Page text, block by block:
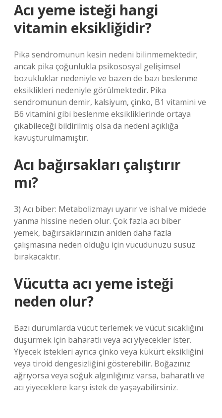
Acı yeme isteği hangi
vitamin eksikliğidir?
Pika sendromunun kesin nedeni bilinmemektedir;
ancak pika çoğunlukla psikososyal gelişimsel
bozukluklar nedeniyle ve bazen de bazı beslenme
eksiklikleri nedeniyle görülmektedir. Pika
sendromunun demir, kalsiyum, çinko, B1 vitamini ve
B6 vitamini gibi beslenme eksikliklerinde ortaya
çıkabileceği bildirilmiş olsa da nedeni açıklığa
kavuşturulmamıştır.
Acı bağırsakları çalıştırır
mı?
3) Acı biber: Metabolizmayı uyarır ve ishal ve midede
yanma hissine neden olur. Çok fazla acı biber
yemek, bağırsaklarınızın aniden daha fazla
çalışmasına neden olduğu için vücudunuzu susuz
bırakacaktır.
Vücutta acı yeme isteği
neden olur?
Bazı durumlarda vücut terlemek ve vücut sıcaklığını
düşürmek için baharatlı veya acı yiyecekler ister.
Yiyecek istekleri ayrıca çinko veya kükürt eksikliğini
veya tiroid dengesizliğini gösterebilir. Boğazınız
ağrıyorsa veya soğuk algınlığınız varsa, baharatlı ve
acı yiyeceklere karşı istek de yaşayabilirsiniz.